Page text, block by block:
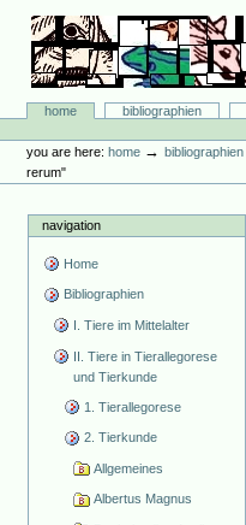
content.
navigation
Bibliographie-Portal
Sectionshome bibliographien
tools
you are here: home →bibliographien
rerum"
navigation
Home
Bibliographien
I. Tiere im Mittelalter
II. Tiere in Tierallegorese
und Tierkunde
1. Tierallegorese
2. Tierkunde
Allgemeines
Albertus Magnus